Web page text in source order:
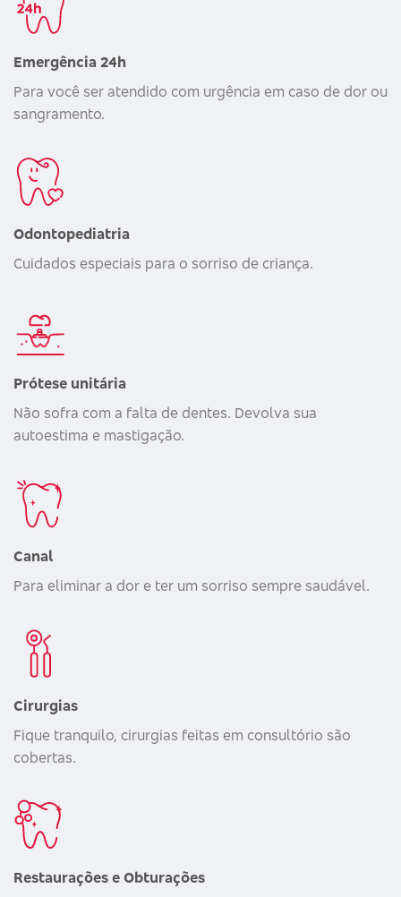
Emergência 24h
Para você ser atendido com urgência em caso de dor ou
sangramento.
Odontopediatria
Cuidados especiais para o sorriso de criança.
Prótese unitária
Não sofra com a falta de dentes. Devolva sua
autoestima e mastigação.
Canal
Para eliminar a dor e ter um sorriso sempre saudável.
Cirurgias
Fique tranquilo, cirurgias feitas em consultório são
cobertas.
Restaurações e Obturações